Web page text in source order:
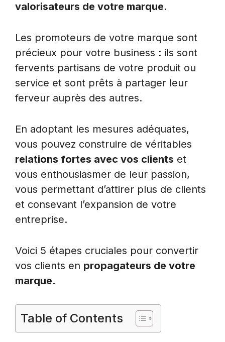
valorisateurs de votre marque.
Les promoteurs de votre marque sont
précieux pour votre business : ils sont
fervents partisans de votre produit ou
service et sont prêts à partager leur
ferveur auprès des autres.
En adoptant les mesures adéquates,
vous pouvez construire de véritables
relations fortes avec vos clients et
vous enthousiasmer de leur passion,
vous permettant d’attirer plus de clients
et consevant l’expansion de votre
entreprise.
Voici 5 étapes cruciales pour convertir
vos clients en propagateurs de votre
marque.
Table of Contents